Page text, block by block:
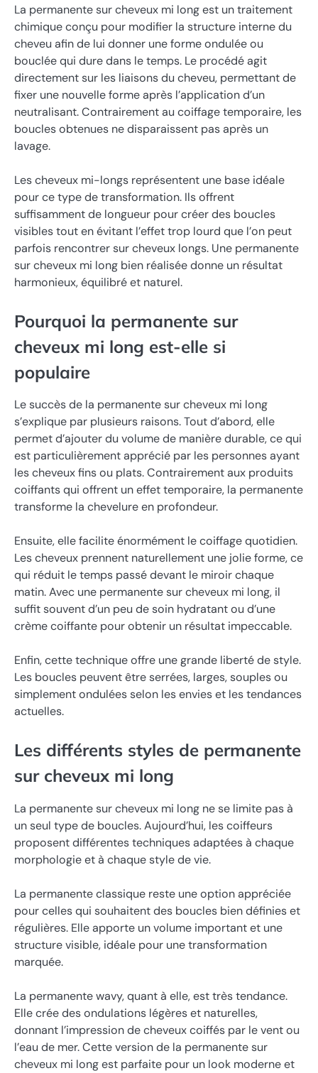
La permanente sur cheveux mi long est un traitement
chimique conçu pour modifier la structure interne du
cheveu afin de lui donner une forme ondulée ou
bouclée qui dure dans le temps. Le procédé agit
directement sur les liaisons du cheveu, permettant de
fixer une nouvelle forme après l’application d’un
neutralisant. Contrairement au coiffage temporaire, les
boucles obtenues ne disparaissent pas après un
lavage.
Les cheveux mi-longs représentent une base idéale
pour ce type de transformation. Ils offrent
suffisamment de longueur pour créer des boucles
visibles tout en évitant l’effet trop lourd que l’on peut
parfois rencontrer sur cheveux longs. Une permanente
sur cheveux mi long bien réalisée donne un résultat
harmonieux, équilibré et naturel.
Pourquoi la permanente sur
cheveux mi long est-elle si
populaire
Le succès de la permanente sur cheveux mi long
s’explique par plusieurs raisons. Tout d’abord, elle
permet d’ajouter du volume de manière durable, ce qui
est particulièrement apprécié par les personnes ayant
les cheveux fins ou plats. Contrairement aux produits
coiffants qui offrent un effet temporaire, la permanente
transforme la chevelure en profondeur.
Ensuite, elle facilite énormément le coiffage quotidien.
Les cheveux prennent naturellement une jolie forme, ce
qui réduit le temps passé devant le miroir chaque
matin. Avec une permanente sur cheveux mi long, il
suffit souvent d’un peu de soin hydratant ou d’une
crème coiffante pour obtenir un résultat impeccable.
Enfin, cette technique offre une grande liberté de style.
Les boucles peuvent être serrées, larges, souples ou
simplement ondulées selon les envies et les tendances
actuelles.
Les différents styles de permanente
sur cheveux mi long
La permanente sur cheveux mi long ne se limite pas à
un seul type de boucles. Aujourd’hui, les coiffeurs
proposent différentes techniques adaptées à chaque
morphologie et à chaque style de vie.
La permanente classique reste une option appréciée
pour celles qui souhaitent des boucles bien définies et
régulières. Elle apporte un volume important et une
structure visible, idéale pour une transformation
marquée.
La permanente wavy, quant à elle, est très tendance.
Elle crée des ondulations légères et naturelles,
donnant l’impression de cheveux coiffés par le vent ou
l’eau de mer. Cette version de la permanente sur
cheveux mi long est parfaite pour un look moderne et